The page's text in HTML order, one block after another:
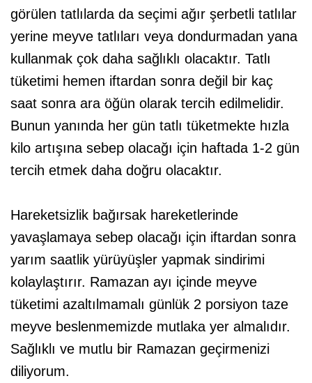
görülen tatlılarda da seçimi ağır şerbetli tatlılar
yerine meyve tatlıları veya dondurmadan yana
kullanmak çok daha sağlıklı olacaktır. Tatlı
tüketimi hemen iftardan sonra değil bir kaç
saat sonra ara öğün olarak tercih edilmelidir.
Bunun yanında her gün tatlı tüketmekte hızla
kilo artışına sebep olacağı için haftada 1-2 gün
tercih etmek daha doğru olacaktır.
Hareketsizlik bağırsak hareketlerinde
yavaşlamaya sebep olacağı için iftardan sonra
yarım saatlik yürüyüşler yapmak sindirimi
kolaylaştırır. Ramazan ayı içinde meyve
tüketimi azaltılmamalı günlük 2 porsiyon taze
meyve beslenmemizde mutlaka yer almalıdır.
Sağlıklı ve mutlu bir Ramazan geçirmenizi
diliyorum.